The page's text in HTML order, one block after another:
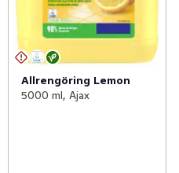
Allrengöring Lemon
5000 ml, Ajax